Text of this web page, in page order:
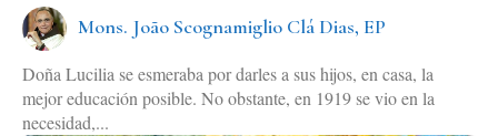
Mons. João Scognamiglio Clá Dias, EP
Doña Lucilia se esmeraba por darles a sus hijos, en casa, la
mejor educación posible. No obstante, en 1919 se vio en la
necesidad,...